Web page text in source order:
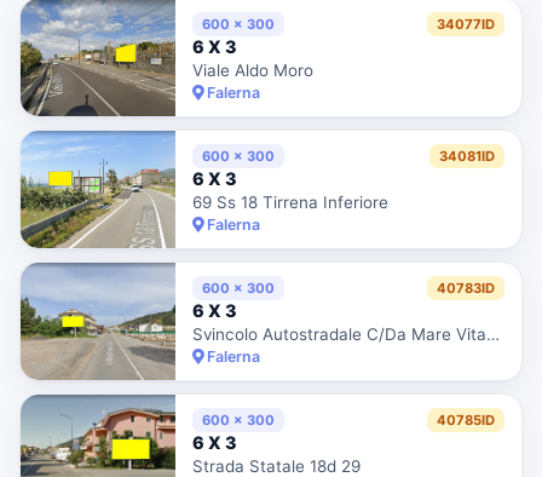
600 x 300 34077ID
6 X 3
Viale Aldo Moro
Falerna
600 x 300 34081ID
6 X 3
69 Ss 18 Tirrena Inferiore
Falerna
600 x 300 40783ID
6 X 3
Svincolo Autostradale C/Da Mare Vitano
Falerna
600 x 300 40785ID
6 X 3
Strada Statale 18d 29